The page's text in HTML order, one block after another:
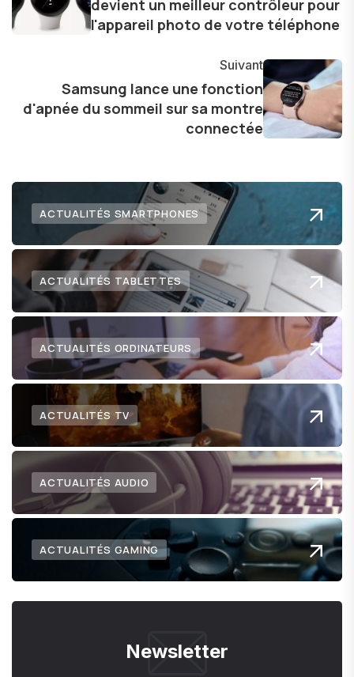
dans le paysage technologique en constante
évolution.
devient un meilleur contrôleur pour
l'appareil photo de votre téléphone
Suivant
Samsung lance une fonction
d'apnée du sommeil sur sa montre
connectée
ACTUALITÉS SMARTPHONES
ACTUALITÉS TABLETTES
ACTUALITÉS ORDINATEURS
ACTUALITÉS TV
ACTUALITÉS AUDIO
ACTUALITÉS GAMING
Newsletter